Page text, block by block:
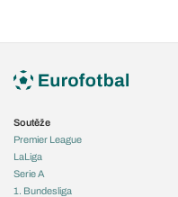
Soutěže
Premier League
LaLiga
Serie A
1. Bundesliga